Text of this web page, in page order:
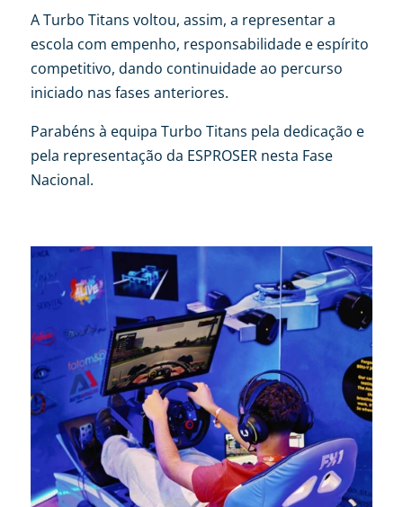
A Turbo Titans voltou, assim, a representar a
escola com empenho, responsabilidade e espírito
competitivo, dando continuidade ao percurso
iniciado nas fases anteriores.
Parabéns à equipa Turbo Titans pela dedicação e
pela representação da ESPROSER nesta Fase
Nacional.